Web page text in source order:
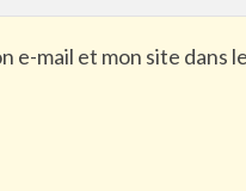
e-mail et mon site dans